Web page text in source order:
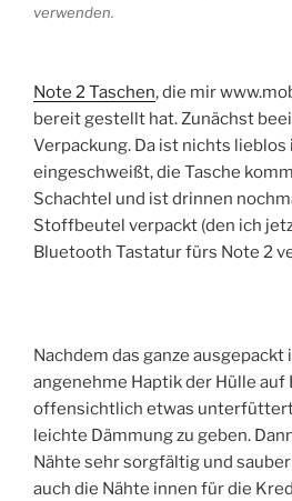
verwenden.
Note 2 Taschen, die mir
bereit gestellt hat. Zunächst
Verpackung. Da ist nichts
eingeschweißt, die Tasche
Schachtel und ist drinnen
Stoffbeutel verpackt (den ich
Bluetooth Tastatur fürs Note 2
Nachdem das ganze
angenehme Haptik der Hülle auf
offensichtlich etwas
leichte Dämmung zu geben.
Nähte sehr sorgfältig und
auch die Nähte innen für die